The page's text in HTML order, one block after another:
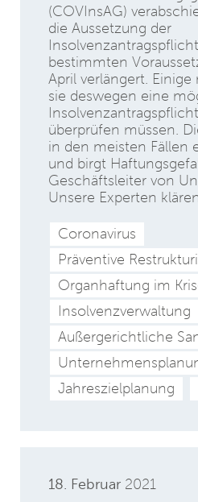
(COVInsAG)
die Aussetzung der
bestimmten
April verlängert. Einige
sie deswegen eine
überprüfen müssen.
in den meisten Fällen
und birgt
Geschäftsleiter von
Unsere Experten
Coronavirus
Präventive
Organhaftung im
Insolvenzverwaltung
Außergerichtliche
Jahreszielplanung
18. Februar 2021